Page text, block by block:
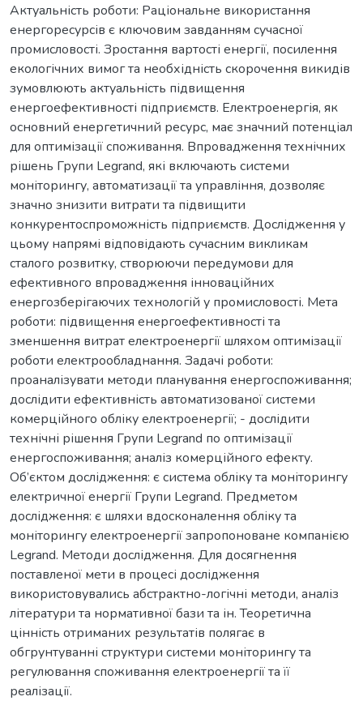
Актуальність роботи: Раціональне використання
енергоресурсів є ключовим завданням сучасної
промисловості. Зростання вартості енергії, посилення
екологічних вимог та необхідність скорочення викидів
зумовлюють актуальність підвищення
енергоефективності підприємств. Електроенергія, як
основний енергетичний ресурс, має значний потенціал
для оптимізації споживання. Впровадження технічних
рішень Групи Legrand, які включають системи
моніторингу, автоматизації та управління, дозволяє
значно знизити витрати та підвищити
конкурентоспроможність підприємств. Дослідження у
цьому напрямі відповідають сучасним викликам
сталого розвитку, створюючи передумови для
ефективного впровадження інноваційних
енергозберігаючих технологій у промисловості. Мета
роботи: підвищення енергоефективності та
зменшення витрат електроенергії шляхом оптимізації
роботи електрообладнання. Задачі роботи:
проаналізувати методи планування енергоспоживання;
дослідити ефективність автоматизованої системи
комерційного обліку електроенергії; - дослідити
технічні рішення Групи Legrand по оптимізації
енергоспоживання; аналіз комерційного ефекту.
Об’єктом дослідження: є система обліку та моніторингу
електричної енергії Групи Legrand. Предметом
дослідження: є шляхи вдосконалення обліку та
моніторингу електроенергії запропоноване компанією
Legrand. Методи дослідження. Для досягнення
поставленої мети в процесі дослідження
використовувались абстрактно-логічні методи, аналіз
літератури та нормативної бази та ін. Теоретична
цінність отриманих результатів полягає в
обгрунтуванні структури системи моніторингу та
регулювання споживання електроенергії та її
реалізації.